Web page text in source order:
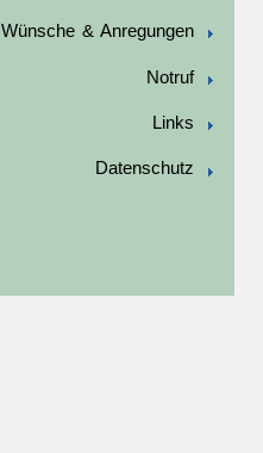
Wünsche & Anregungen
Notruf
Links
Datenschutz